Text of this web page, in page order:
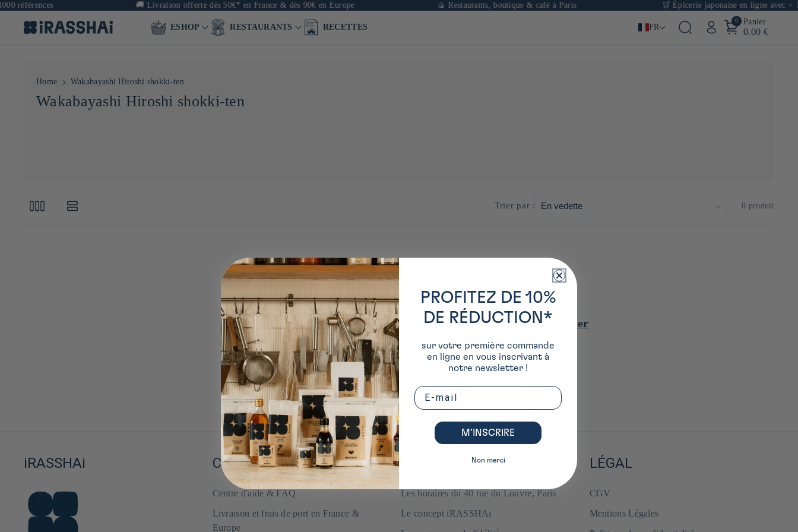
références 🚚Livraison offerte dès 50€* en France & dès 90€ en Europe 🍙 Restaurants, boutique & café à Paris 🛒 Épicerie japonaise en ligne avec +
ESHOP RESTAURANTS RECETTES FR
0 Panier
0.00 €
Home Wakabayashi Hiroshi shokki-ten
C
t
Wakabayashi Hiroshi shokki-ten
Trier par : 0 produit
Aucun produit trouvé
Utiliser moins de filtres outout supprimer
iRASSHAi COMMANDE EN LIGNE
Centre d'aide & FAQ
Livraison et frais de port en France &
Europe
Les horaires du 40 rue du Louvre, Paris
Le concept iRASSHAi
LÉGAL
CGV
Mentions Légales
PROFITEZ DE 10%
DE RÉDUCTION*
sur votre première commande
en ligne en vous inscrivant à
notre newsletter !
Email
M’INSCRIRE
Non merci